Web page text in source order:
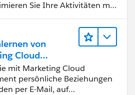
Sie Ihre Aktivitäten mit
von
Cloud
mit Marketing Cloud
persönliche Beziehungen
per E-Mail, auf